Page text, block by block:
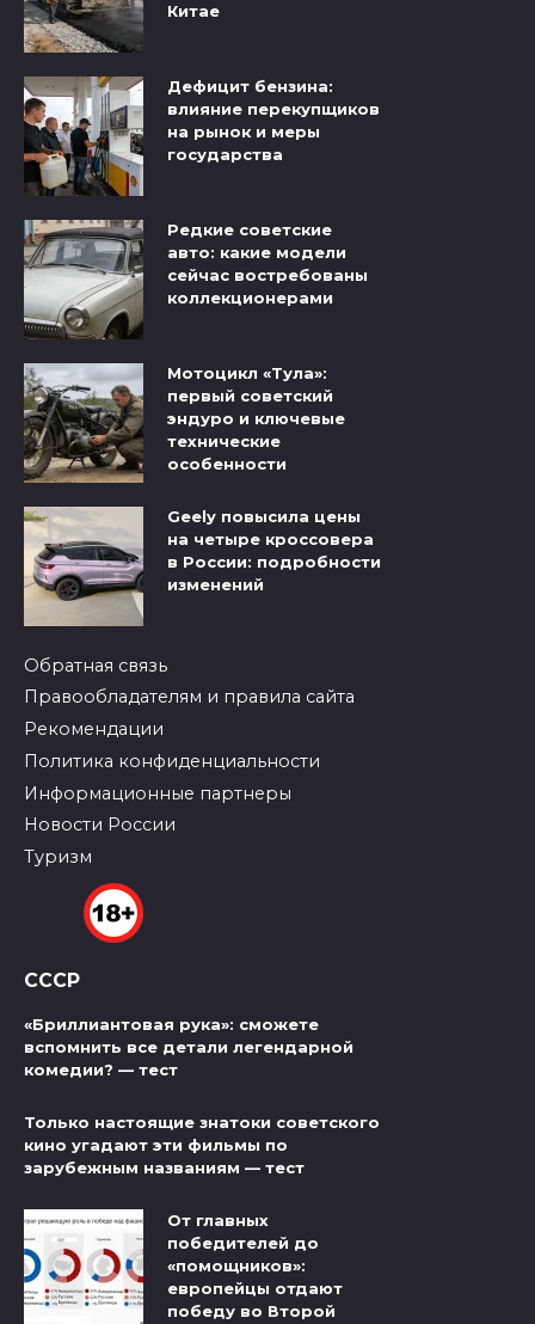
Китае
Дефицит бензина:
влияние перекупщиков
на рынок и меры
государства
Редкие советские
авто: какие модели
сейчас востребованы
коллекционерами
Мотоцикл «Тула»:
первый советский
эндуро и ключевые
технические
особенности
Geely повысила цены
на четыре кроссовера
в России: подробности
изменений
Обратная связь
Правообладателям и правила сайта
Рекомендации
Политика конфиденциальности
Информационные партнеры
Новости России
Туризм
СССР
«Бриллиантовая рука»: сможете
вспомнить все детали легендарной
комедии? — тест
Только настоящие знатоки советского
кино угадают эти фильмы по
зарубежным названиям — тест
От главных
победителей до
«помощников»:
европейцы отдают
победу во Второй